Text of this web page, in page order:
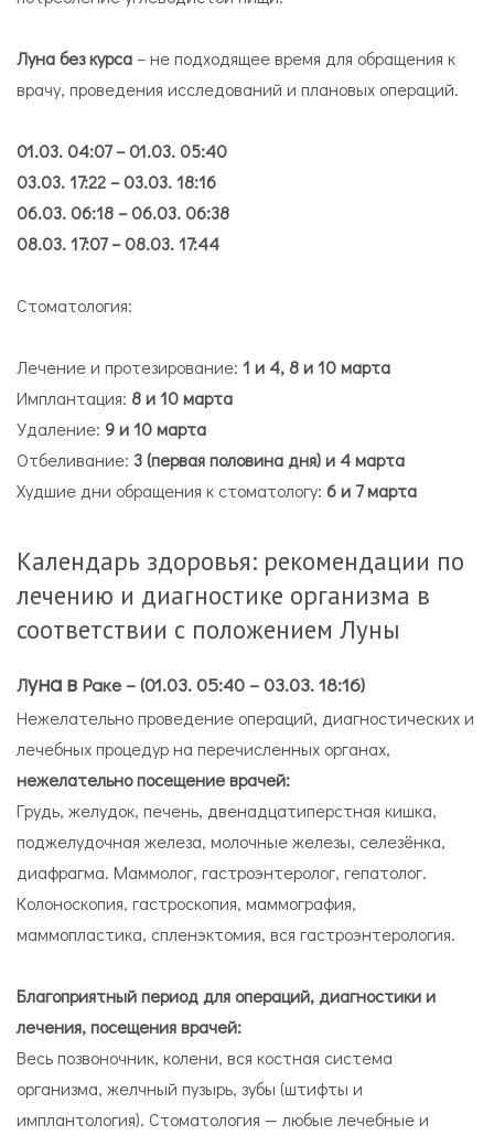
Луна без курса – не подходящее время для обращения к
врачу, проведения исследований и плановых операций.
01.03. 04:07 – 01.03. 05:40
03.03. 17:22 – 03.03. 18:16
06.03. 06:18 – 06.03. 06:38
08.03. 17:07 – 08.03. 17:44
Стоматология:
Лечение и протезирование: 1 и 4, 8 и 10 марта
Имплантация: 8 и 10 марта
Удаление: 9 и 10 марта
Отбеливание: 3 (первая половина дня) и 4 марта
Худшие дни обращения к стоматологу: 6 и 7 марта
Календарь здоровья: рекомендации по
лечению и диагностике организма в
соответствии с положением Луны
Луна в Раке – (01.03. 05:40 – 03.03. 18:16)
Нежелательно проведение операций, диагностических и
лечебных процедур на перечисленных органах,
нежелательно посещение врачей:
Грудь, желудок, печень, двенадцатиперстная кишка,
поджелудочная железа, молочные железы, селезёнка,
диафрагма. Маммолог, гастроэнтеролог, гепатолог.
Колоноскопия, гастроскопия, маммография,
маммопластика, спленэктомия, вся гастроэнтерология.
Благоприятный период для операций, диагностики и
лечения, посещения врачей:
Весь позвоночник, колени, вся костная система
организма, желчный пузырь, зубы (штифты и
имплантология). Стоматология — любые лечебные и